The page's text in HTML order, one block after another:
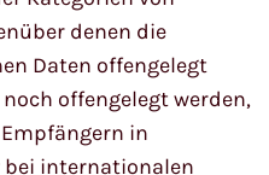
denen die
Daten offengelegt
offengelegt werden,
in
internationalen